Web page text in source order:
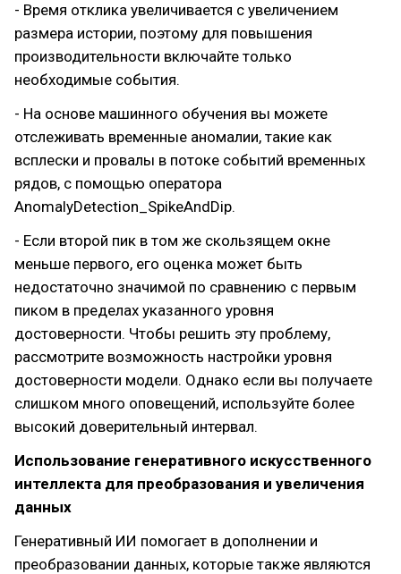
- Время отклика увеличивается с увеличением
размера истории, поэтому для повышения
производительности включайте только
необходимые события.
- На основе машинного обучения вы можете
отслеживать временные аномалии, такие как
всплески и провалы в потоке событий временных
рядов, с помощью оператора
AnomalyDetection_SpikeAndDip.
- Если второй пик в том же скользящем окне
меньше первого, его оценка может быть
недостаточно значимой по сравнению с первым
пиком в пределах указанного уровня
достоверности. Чтобы решить эту проблему,
рассмотрите возможность настройки уровня
достоверности модели. Однако если вы получаете
слишком много оповещений, используйте более
высокий доверительный интервал.
Использование генеративного искусственного
интеллекта для преобразования и увеличения
данных
Генеративный ИИ помогает в дополнении и
преобразовании данных, которые также являются